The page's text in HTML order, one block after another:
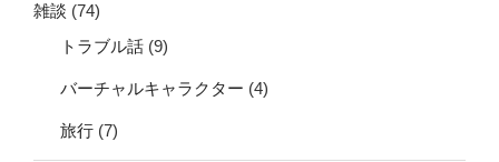
雑談 (74)
トラブル話 (9)
バーチャルキャラクター (4)
旅行 (7)